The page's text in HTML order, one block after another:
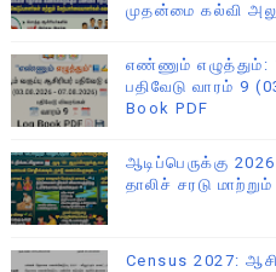
முதன்மை கல்வி
எண்ணும் எழுத்தும்:
பதிவேடு வாரம் 9
Book PDF
ஆடிப்பெருக்கு
தாலிச் சரடு
Census 2027: